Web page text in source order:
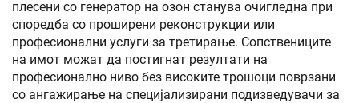
плесени со генератор на озон станува очигледна при
споредба со проширени реконструкции или
професионални услуги за третирање. Сопствениците
на имот можат да постигнат резултати на
професионално ниво без високите трошоци поврзани
со ангажирање на специјализирани подизведувачи за